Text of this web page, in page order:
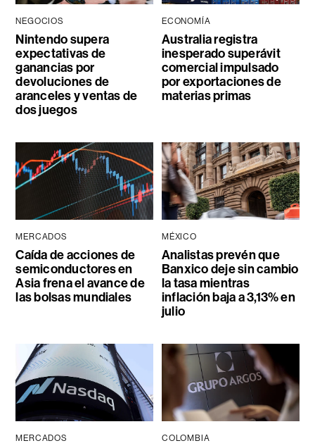
NEGOCIOS
Nintendo supera
expectativas de
ganancias por
devoluciones de
aranceles y ventas de
dos juegos
ECONOMÍA
Australia registra
inesperado superávit
comercial impulsado
por exportaciones de
materias primas
MERCADOS
Caída de acciones de
semiconductores en
Asia frena el avance de
las bolsas mundiales
MÉXICO
Analistas prevén que
Banxico deje sin cambio
la tasa mientras
inflación baja a 3,13% en
julio
MERCADOS COLOMBIA